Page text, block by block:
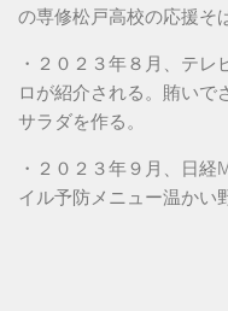
の専修松戸高校の応援そ
・２０２３年８月、テレ
ロが紹介される。賄いで
サラダを作る。
・２０２３年９月、日経
イル予防メニュー温かい